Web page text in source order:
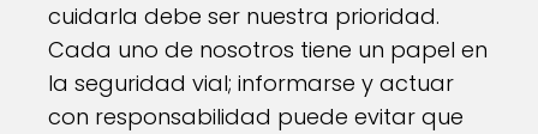
cuidarla debe ser nuestra prioridad.
Cada uno de nosotros tiene un papel en
la seguridad vial; informarse y actuar
con responsabilidad puede evitar que